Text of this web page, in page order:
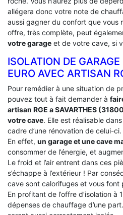
allégera donc votre note de
aussi gagner du confort que vous
offre, très complète, peut
votre garage et de votre cave, si
ISOLATION DE GARAGE
EURO AVEC ARTISAN
Pour remédier à une situation de
pouvez tout à fait demander à
artisan RGE a SAVARTHES
votre cave. Elle est réalisable
cadre d’une rénovation de celui-ci.
En effet, un garage et une cave
consommer de l’énergie, et
Le froid et l’air entrent dans ces
s’échappe à l’extérieur ! Par
cave sont calorifuges et vous font
En profitant de l’offre d’isolation à
dépenses de chauffage d’une